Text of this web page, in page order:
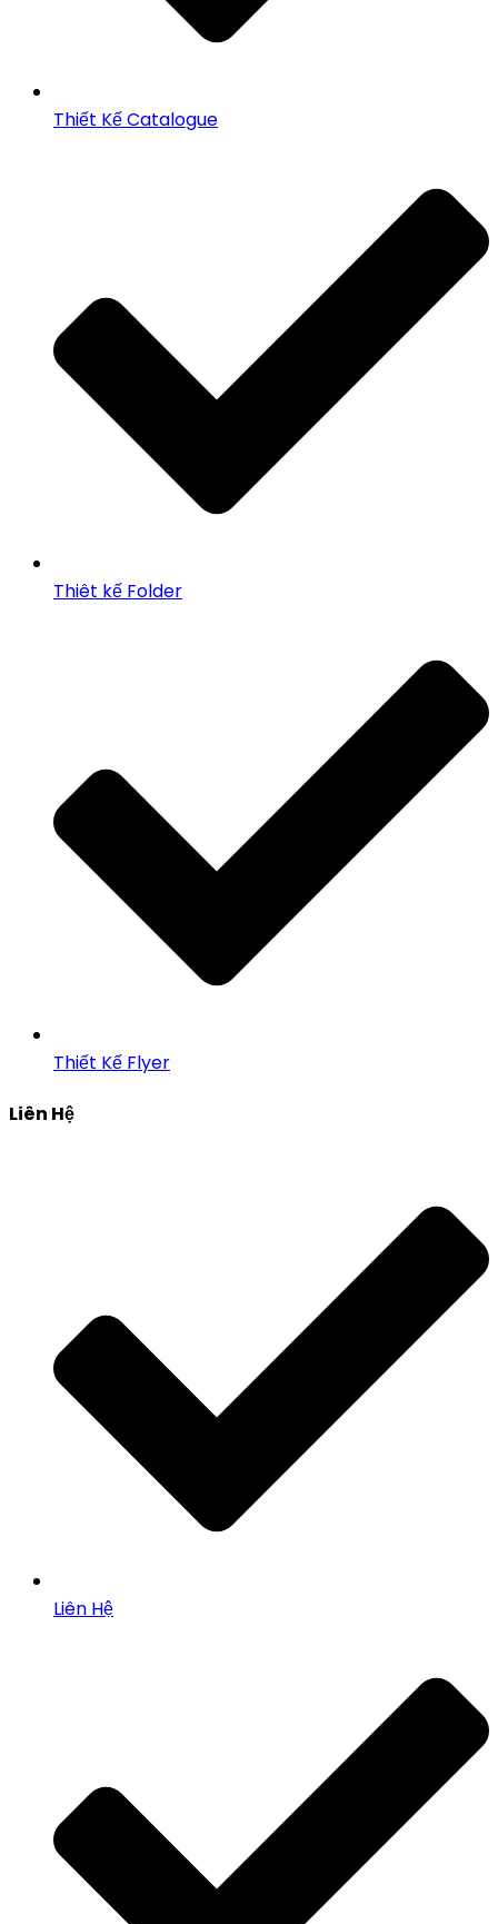
Thiết Kế Catalogue
Thiêt kế Folder
Thiết Kế Flyer
Liên Hệ
Liên Hệ